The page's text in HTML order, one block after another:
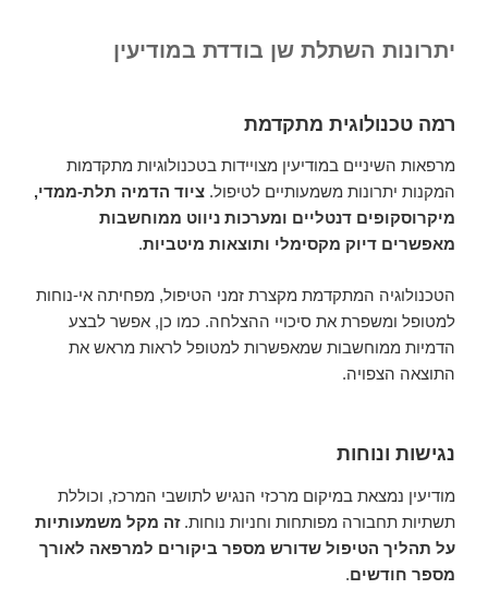
יתרונות השתלת שן בודדת במודיעין
רמה טכנולוגית מתקדמת
מרפאות השיניים במודיעין מצויידות בטכנולוגיות מתקדמות
המקנות יתרונות משמעותיים לטיפול. ציוד הדמיה תלת-ממדי,
מיקרוסקופים דנטליים ומערכות ניווט ממוחשבות
מאפשרים דיוק מקסימלי ותוצאות מיטביות.
הטכנולוגיה המתקדמת מקצרת זמני הטיפול, מפחיתה אי-נוחות
למטופל ומשפרת את סיכויי ההצלחה. כמו כן, אפשר לבצע
הדמיות ממוחשבות שמאפשרות למטופל לראות מראש את
התוצאה הצפויה.
נגישות ונוחות
מודיעין נמצאת במיקום מרכזי הנגיש לתושבי המרכז, וכוללת
תשתיות תחבורה מפותחות וחניות נוחות.זה מקל משמעותיות
על תהליך הטיפול שדורש מספר ביקורים למרפאה לאורך
מספר חודשים.